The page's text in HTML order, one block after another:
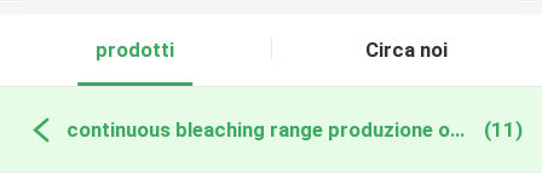
prodotti Circa noi
continuous bleaching range produzione online (11)